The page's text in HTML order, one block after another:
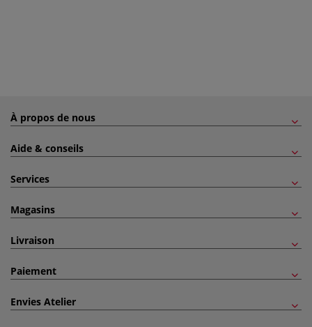
À propos de nous
Aide & conseils
Services
Magasins
Livraison
Paiement
Envies Atelier